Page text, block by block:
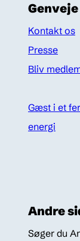
Genveje
Kontakt os
Presse
Bliv
Gæst i et
energi
Andre
Søger du